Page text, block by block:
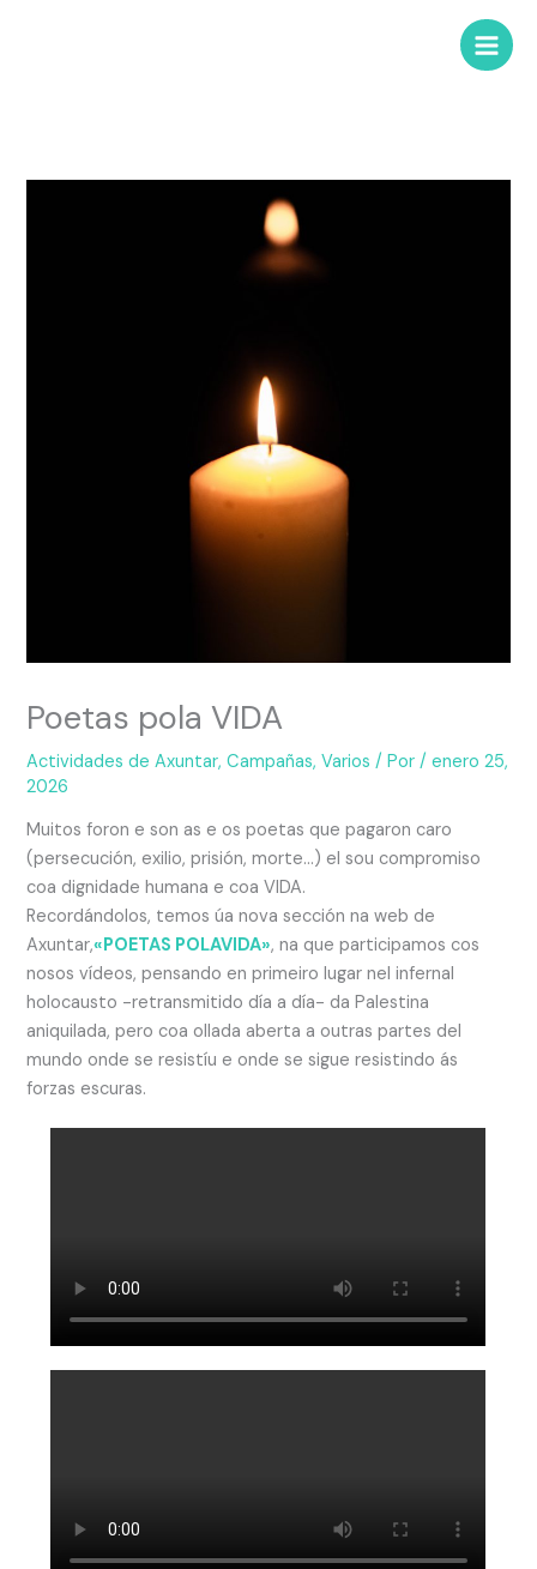
Poetas pola VIDA
Actividades de Axuntar,Campañas,Varios / Por/enero 25,
2026
Muitos foron e son as e os poetas que pagaron caro
(persecución, exilio, prisión, morte…) el sou compromiso
coa dignidade humana e coa VIDA.
Recordándolos, temos úa nova sección na web de
Axuntar,«POETAS POLAVIDA», na que participamos cos
nosos vídeos, pensando en primeiro lugar nel infernal
holocausto -retransmitido día a día- da Palestina
aniquilada, pero coa ollada aberta a outras partes del
mundo onde se resistíu e onde se sigue resistindo ás
forzas escuras.